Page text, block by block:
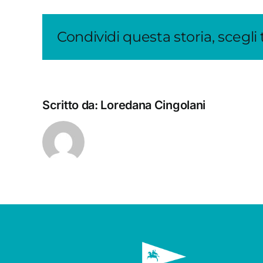
Condividi questa storia, scegli
Scritto da: Loredana Cingolani